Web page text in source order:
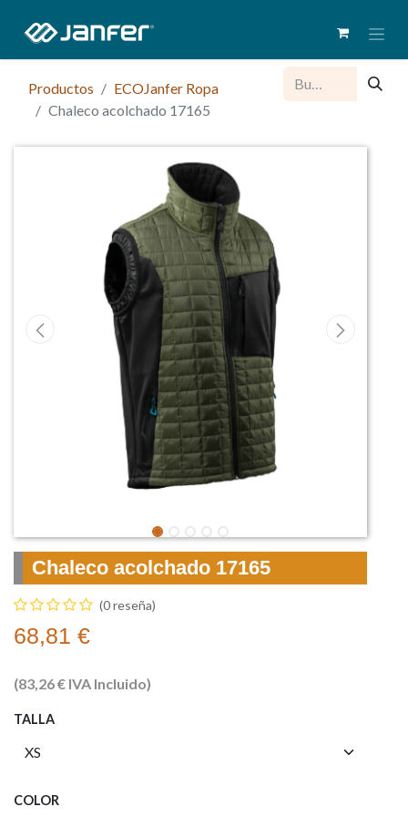
Productos
ECOJanfer Ropa
Chaleco acolchado 17165
Chaleco acolchado 17165
(0 reseña)
68,81 €
(83,26€ IVA Incluido)
TALLA
COLOR